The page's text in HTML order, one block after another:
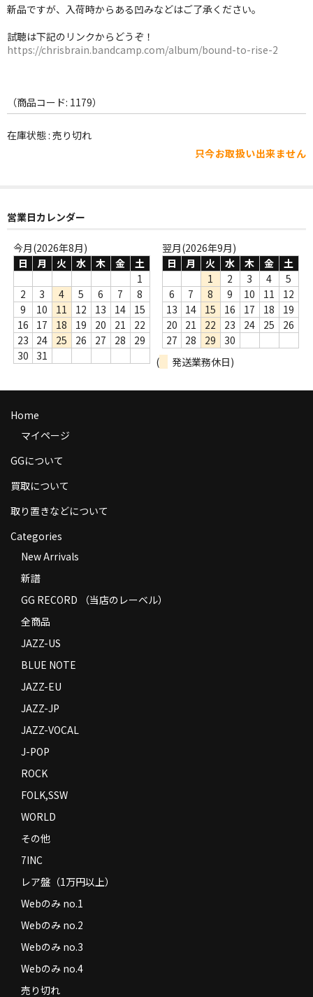
FOLK,SSW
WORLD
7INC
Webのみ no.4
売り切れ
Help
送料
お支払い方法
返品
特定商取引法に基づく表示
Contact
新品ですが、入荷時からある凹みなどはご了承ください。
試聴は下記のリンクからどうぞ！
https://chrisbrain.bandcamp.com/album/bound-to-rise-2
（商品コード: 1179）
在庫状態 : 売り切れ
只今お取扱い出来ません
営業日カレンダー
今月(2026年8月)
日
月 火 水 木 金
土
1
2
3 4 5 6 7
8
9
10 11 12 13 14
15
16
17 18 19 20 21
22
23
24 25 26 27 28
29
30
31
翌月(2026年9月)
日
月 火 水 木 金
土
1
2 3 4
5
6
7 8 9 10 11
12
13
14 15 16 17 18
19
20
21 22 23 24 25
26
27
28 29
30
(
発送業務休日)
Home
マイページ
GGについて
買取について
取り置きなどについて
Categories
New Arrivals
新譜
GG RECORD （当店のレーベル）
全商品
JAZZ-US
BLUE NOTE
JAZZ-EU
JAZZ-JP
JAZZ-VOCAL
J-POP
ROCK
FOLK,SSW
WORLD
その他
7INC
レア盤（1万円以上）
Webのみ no.1
Webのみ no.2
Webのみ no.3
Webのみ no.4
売り切れ